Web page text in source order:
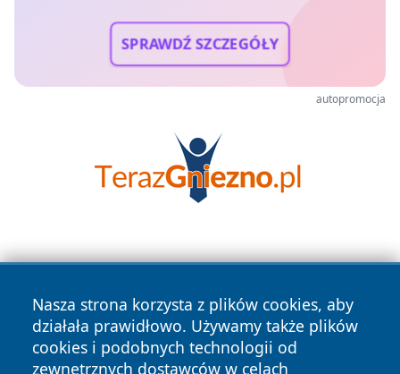
SPRAWDŹ SZCZEGÓŁY
autopromocja
Nasza strona korzysta z plików cookies, aby
działała prawidłowo. Używamy także plików
cookies i podobnych technologii od
zewnętrznych dostawców w celach
Copyright © 2026 czestochowanews.pl Wszystkie prawa